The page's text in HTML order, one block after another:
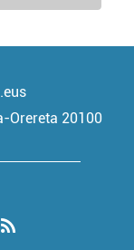
Orereta 20100